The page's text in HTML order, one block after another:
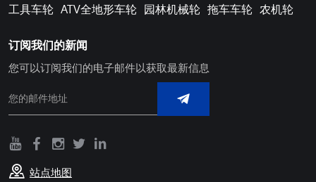
工具车轮 ATV全地形车轮 园林机械轮 拖车车轮 农机轮
订阅我们的新闻
您可以订阅我们的电子邮件以获取最新信息
站点地图